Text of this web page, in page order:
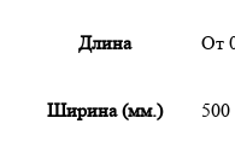
Длина От
Ширина (мм.) 500